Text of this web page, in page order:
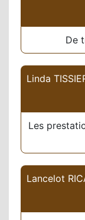
De
Linda
Les
Lancelot